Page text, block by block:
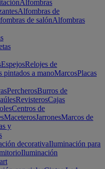
Alfombras
Alfombras de
de salónAlfombras
EspejosRelojes de
pintados a manoMarcosPlacas
PercherosBurros de
RevisterosCajas
Centros de
MaceterosJarronesMarcos de
y
decorativaIluminación para
Iluminación